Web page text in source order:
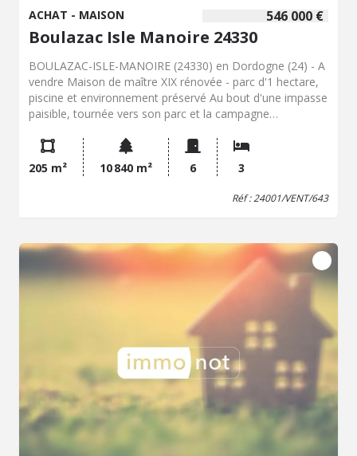
546 000 €
ACHAT - MAISON
Boulazac Isle Manoire 24330
BOULAZAC-ISLE-MANOIRE (24330) en Dordogne (24) - A
vendre Maison de maître XIX rénovée - parc d'1 hectare,
piscine et environnement préservé Au bout d'une impasse
paisible, tournée vers son parc et la campagne
du XIX siècle offre un cadre de vie rare, alliant
authenticité, confort moderne et tranquillité. Entièrement
rénovée avec soin, la propriété développe environ 205 m²
habitables au coeur d'un terrain de plus d'un hectare,
de beaux volumes de réception baignés de lumière, avec
cheminées anciennes, planchers et vues dégagées sur la
nature. Bien que mitoyenne d'un côté, la propriété
préserve une réelle intimité grâce à son implantation en
bout d'impasse et à son ouverture totale sur le jardin et la
vallée. La maison comprend : une entrée traversante,
deux belles pièces de réception avec cheminées, une
cuisine indépendante, 3 chambres et un bureau, deux
salles d'eau, caves et grenier, une vaste grange attenante
d'environ 120 m², offre un potentiel intéressant pour
atelier, garage, réception ou projet complémentaire. La
piscine (5 x 10 m), discrètement intégrée dans le parc,
complète harmonieusement l'ensemble. DPE performant
: classe B grâce à une pompe à chaleur récente. Les
205 m² 10 840 m² 6 3
Réf : 24001/VENT/643